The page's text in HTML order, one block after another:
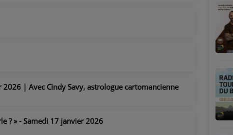
| Avec Cindy Savy, astrologue cartomancienne
? » - Samedi 17 janvier 2026